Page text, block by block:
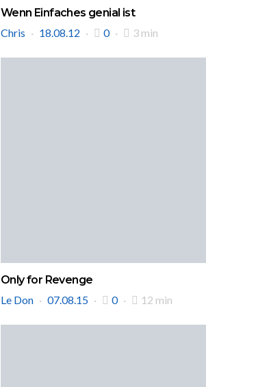
Wenn Einfaches genial ist
Chris
18.08.12 0 3 min
Only for Revenge
Le Don
07.08.15 0 12 min